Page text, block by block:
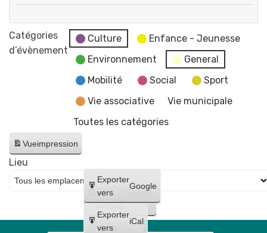
"
par
Flo-
M
dessinatrice
des
services
Catégories
d’évènement
Culture
Enfance - Jeunesse
Environnement
General
Mobilité
Social
Sport
Vie associative
Vie municipale
Toutes les catégories
Vueimpression
Créer
un
compte
Google
Créer
Exporter
vers
Google
Exporter
vers
iCal
Lieu